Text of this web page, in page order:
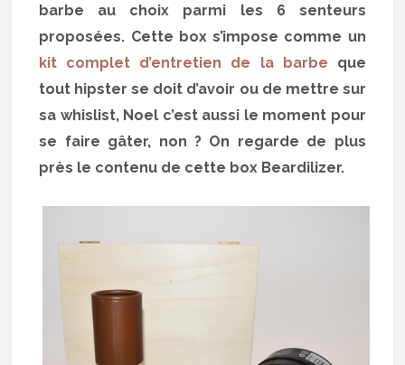
barbe au choix parmi les 6 senteurs
proposées. Cette box s’impose comme un
kit complet d’entretien de la barbe que
tout hipster se doit d’avoir ou de mettre sur
sa whislist, Noel c’est aussi le moment pour
se faire gâter, non ? On regarde de plus
près le contenu de cette box Beardilizer.